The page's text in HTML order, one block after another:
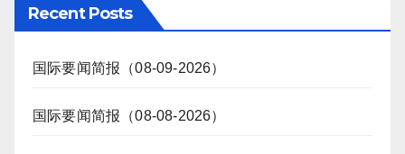
Recent Posts
国际要闻简报（08-09-2026）
国际要闻简报（08-08-2026）